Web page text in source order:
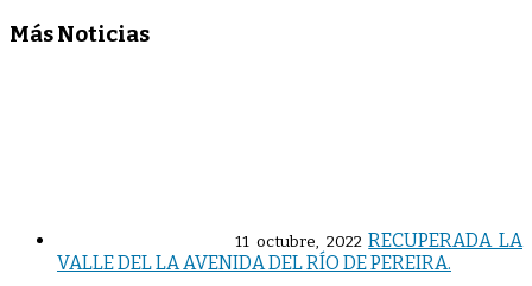
Más Noticias
11 octubre, 2022 RECUPERADA LA
VALLE DEL LA AVENIDA DEL RÍO DE PEREIRA.